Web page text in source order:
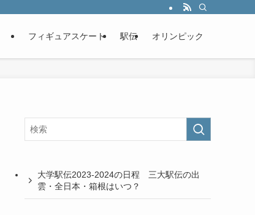
フィギュアスケート 駅伝 オリンピック
大学駅伝2023-2024の日程 三大駅伝の出
雲・全日本・箱根はいつ？